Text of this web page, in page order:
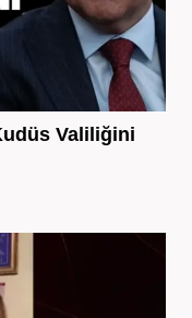
Valiliğini